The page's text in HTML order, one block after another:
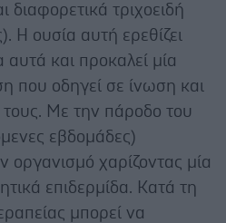
διαφορετικά τριχοειδή
Η ουσία αυτή ερεθίζει
αυτά και προκαλεί μία
που οδηγεί σε ίνωση και
Με την πάροδο του
εβδομάδες)
χαρίζοντας μία
επιδερμίδα. Κατά τη
μπορεί να